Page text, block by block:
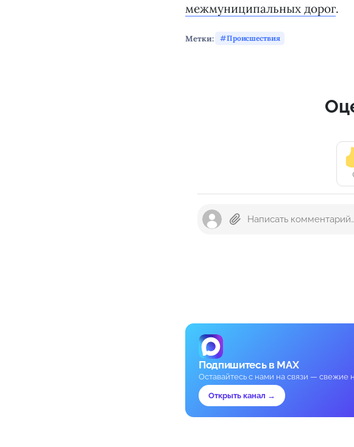
межмуниципальных дорог.
Метки: Происшествия
Подпишитесь в MAX
Оставайтесь с нами на связи — свежие
Открыть канал →